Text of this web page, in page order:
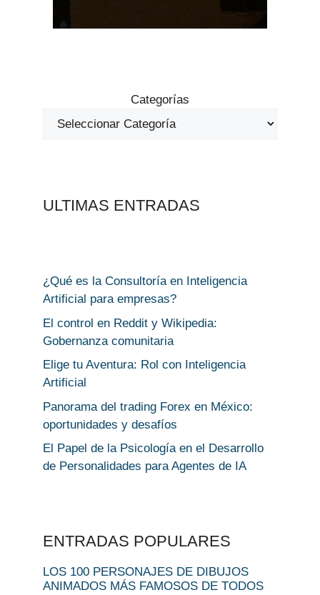
Categorías
ULTIMAS ENTRADAS
¿Qué es la Consultoría en Inteligencia
Artificial para empresas?
El control en Reddit y Wikipedia:
Gobernanza comunitaria
Elige tu Aventura: Rol con Inteligencia
Artificial
Panorama del trading Forex en México:
oportunidades y desafíos
El Papel de la Psicología en el Desarrollo
de Personalidades para Agentes de IA
ENTRADAS POPULARES
LOS 100 PERSONAJES DE DIBUJOS
ANIMADOS MÁS FAMOSOS DE TODOS